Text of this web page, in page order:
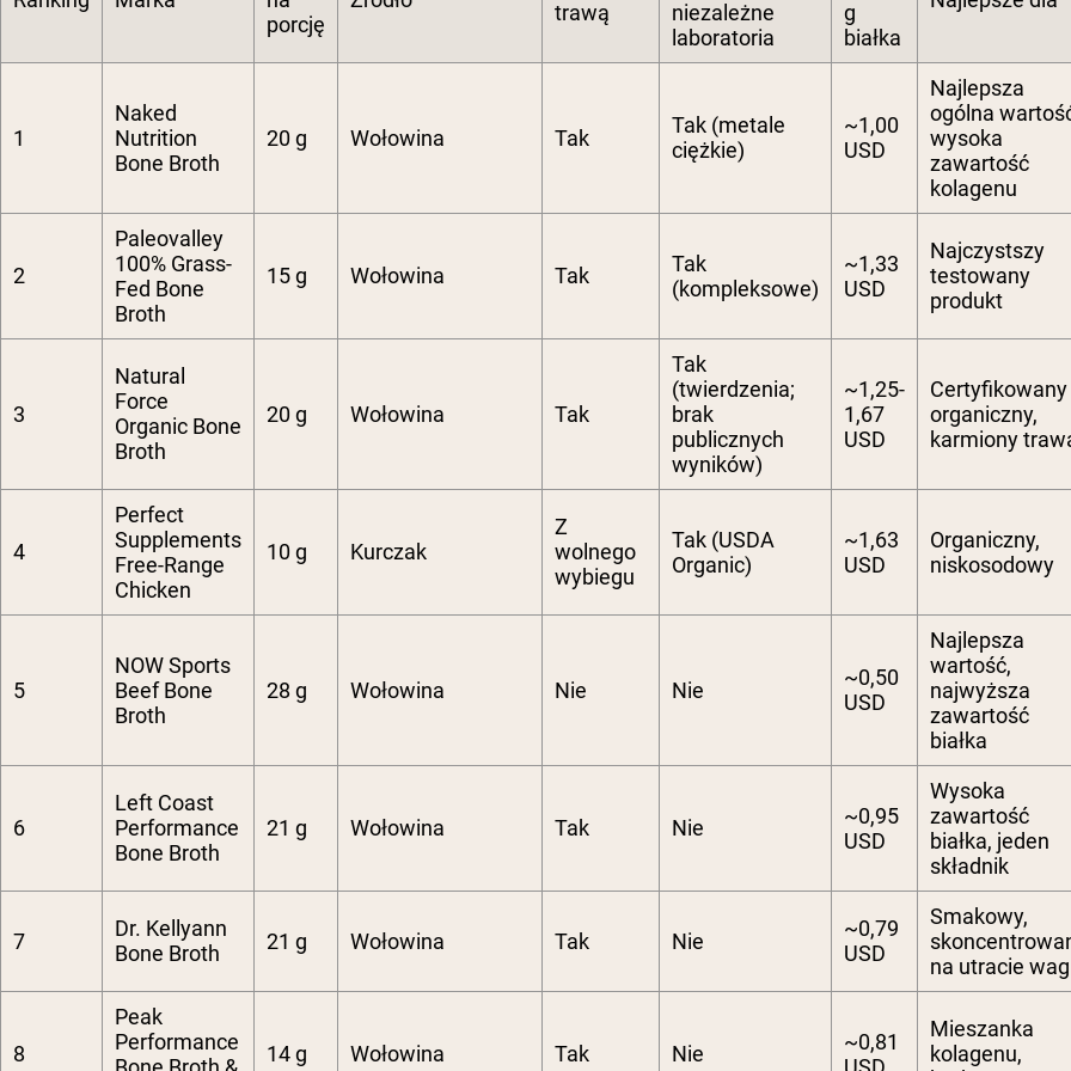
porcję
trawą
niezależne
laboratoria
g
białka
1
Naked
Nutrition
Bone Broth
20 g Wołowina Tak
Tak (metale
ciężkie)
~1,00
USD
Najlepsza
ogólna
wysoka
zawartość
kolagenu
2
Paleovalley
100% Grass-
Fed Bone
Broth
15 g Wołowina Tak
Tak
(kompleksowe)
~1,33
USD
Najczystszy
testowany
produkt
3
Natural
Force
Organic Bone
Broth
20 g Wołowina Tak
Tak
(twierdzenia;
brak
publicznych
wyników)
~1,25-
1,67
USD
Certyfikowany
organiczny,
karmiony
4
Perfect
Supplements
Free-Range
Chicken
10 g Kurczak
Z
wolnego
wybiegu
Tak (USDA
Organic)
~1,63
USD
Organiczny,
niskosodowy
5
NOW Sports
Beef Bone
Broth
28 g Wołowina Nie Nie
~0,50
USD
Najlepsza
wartość,
najwyższa
zawartość
białka
6
Left Coast
Performance
Bone Broth
21 g Wołowina Tak Nie
~0,95
USD
Wysoka
zawartość
białka, jeden
składnik
7
Dr. Kellyann
Bone Broth
21 g Wołowina Tak Nie
~0,79
USD
Smakowy,
na utracie
8
Peak
Performance
14 g Wołowina Tak Nie
~0,81
Mieszanka
kolagenu,